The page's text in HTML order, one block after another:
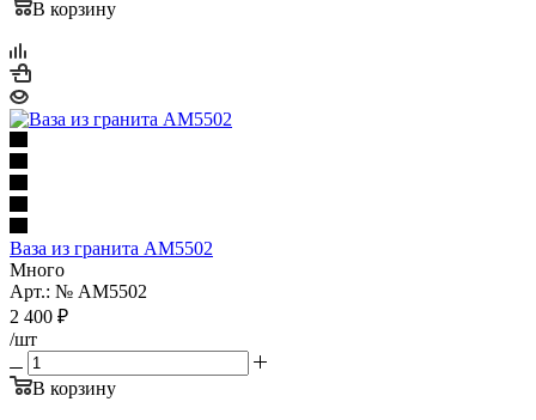
В корзину
Ваза из гранита AM5502
Много
Арт.: № AM5502
2 400 ₽
/шт
В корзину